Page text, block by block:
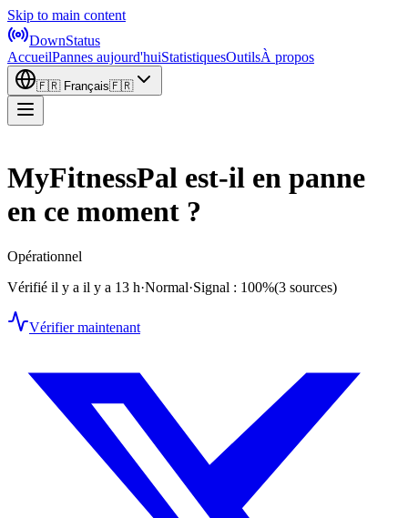
Skip to main content
DownStatus
AccueilPannes aujourd'huiStatistiquesOutilsÀ propos
🇫🇷 Français🇫🇷
MyFitnessPal est-il en panne
en ce moment ?
Opérationnel
Vérifié il y a il y a 13 h·Normal·Signal : 100%(3 sources)
Vérifier maintenant